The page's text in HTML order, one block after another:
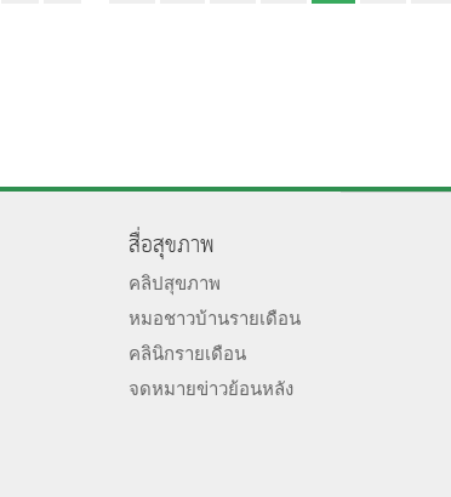
สื่อสุขภาพ
คลิปสุขภาพ
หมอชาวบ้านรายเดือน
คลินิกรายเดือน
จดหมายข่าวย้อนหลัง